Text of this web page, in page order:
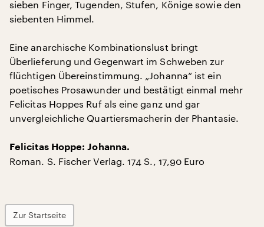
sieben Finger, Tugenden, Stufen, Könige sowie den
siebenten Himmel.
Eine anarchische Kombinationslust bringt
Überlieferung und Gegenwart im Schweben zur
flüchtigen Übereinstimmung. „Johanna“ ist ein
poetisches Prosawunder und bestätigt einmal mehr
Felicitas Hoppes Ruf als eine ganz und gar
unvergleichliche Quartiersmacherin der Phantasie.
Felicitas Hoppe: Johanna.
Roman. S. Fischer Verlag. 174 S., 17,90 Euro
Zur Startseite